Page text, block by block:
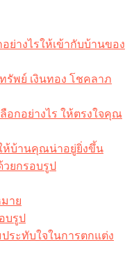
ย่างไรให้เข้ากับบ้านของ
รัพย์ เงินทอง โชคลาภ
อกอย่างไร ให้ตรงใจคุณ
ห้บ้านคุณน่าอยู่ยิ่งขึ้น
วยกรอบรูป
าย
บรูป
ระทับใจในการตกแต่ง